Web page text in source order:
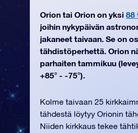
Orion tai Orion on yksi 88
joihin nykypäivän
jakaneet taivaan. Se on
tähdistöperhettä. Orion
parhaiten tammikuu
+85° - -75°).
Kolme taivaan 25
tähdestä löytyy Orionin
Niiden kirkkaus tekee